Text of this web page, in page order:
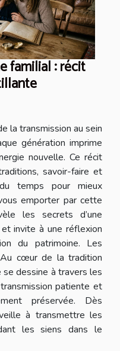
familial : récit
la transmission au sein
génération imprime
nouvelle. Ce récit
savoir-faire et
temps pour mieux
emporter par cette
les secrets d’une
invite à une réflexion
du patrimoine. Les
Au cœur de la tradition
se dessine à travers les
patiente et
préservée. Dès
à transmettre les
les siens dans le